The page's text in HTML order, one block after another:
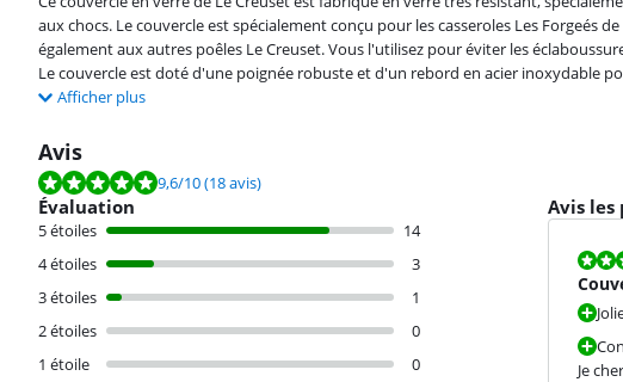
aux chocs. Le couvercle est spécialement conçu pour les casseroles Les Forgeés
également aux autres poêles Le Creuset. Vous l'utilisez pour éviter les
Le couvercle est doté d'une poignée robuste et d'un rebord en acier inoxydable
Afficher plus
Avis
La note est de 9,6 sur 10, basée sur 18 avis.
9,6/10(18 avis)
Évaluation
5 étoiles
14
4 étoiles
3
3 étoiles
1
2 étoiles
0
1 étoile
0
Avis les
La note
Je